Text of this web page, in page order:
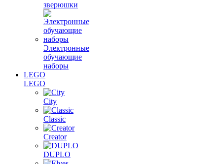
зверюшки
Электронные
обучающие
наборы
LEGO
LEGO
City
Classic
Creator
DUPLO